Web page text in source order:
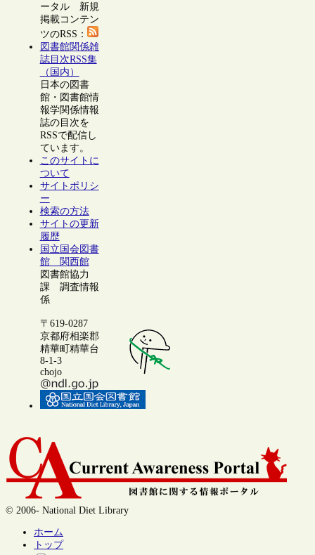
ータル 新規
掲載コンテン
ツのRSS：
図書館関係雑
誌目次RSS集
（国内）
日本の図書
館・図書館情
報学関係情報
誌の目次を
RSSで配信し
ています。
このサイトに
ついて
サイトポリシ
ー
検索の方法
サイトの更新
履歴
国立国会図書
館 関西館
図書館協力
課 調査情報
係
〒619-0287
京都府相楽郡
精華町精華台
8-1-3
chojo
© 2006- National Diet Library
ホーム
トップ